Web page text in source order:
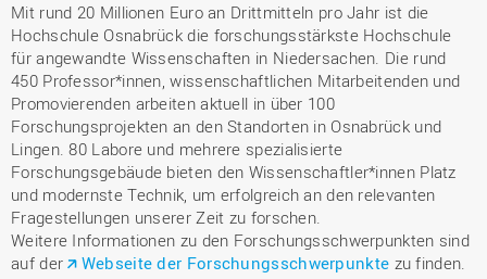
Mit rund 20 Millionen Euro an Drittmitteln pro Jahr ist die
Hochschule Osnabrück die forschungsstärkste Hochschule
für angewandte Wissenschaften in Niedersachen. Die rund
450 Professor*innen, wissenschaftlichen Mitarbeitenden und
Promovierenden arbeiten aktuell in über 100
Forschungsprojekten an den Standorten in Osnabrück und
Lingen. 80 Labore und mehrere spezialisierte
Forschungsgebäude bieten den Wissenschaftler*innen Platz
und modernste Technik, um erfolgreich an den relevanten
Fragestellungen unserer Zeit zu forschen.
Weitere Informationen zu den Forschungsschwerpunkten sind
auf der
Webseite der Forschungsschwerpunkte zu finden.